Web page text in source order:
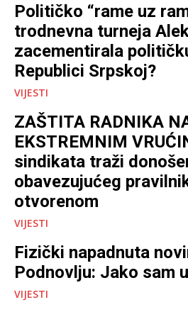
Političko “rame uz
trodnevna turneja
zacementirala
Republici Srpskoj?
VIJESTI
ZAŠTITA RADNIKA
EKSTREMNIM
sindikata traži
obavezujućeg
otvorenom
VIJESTI
Fizički napadnuta
Podnovlju: Jako sam
VIJESTI